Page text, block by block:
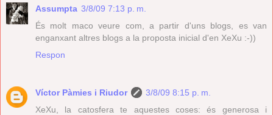
Assumpta 3/8/09 7:13 p. m.
És molt maco veure com, a partir d'uns blogs, es van
enganxant altres blogs a la proposta inicial d'en XeXu :-))
Respon
Víctor Pàmies i Riudor
3/8/09 8:15 p. m.
XeXu, la catosfera te aquestes coses: és generosa i